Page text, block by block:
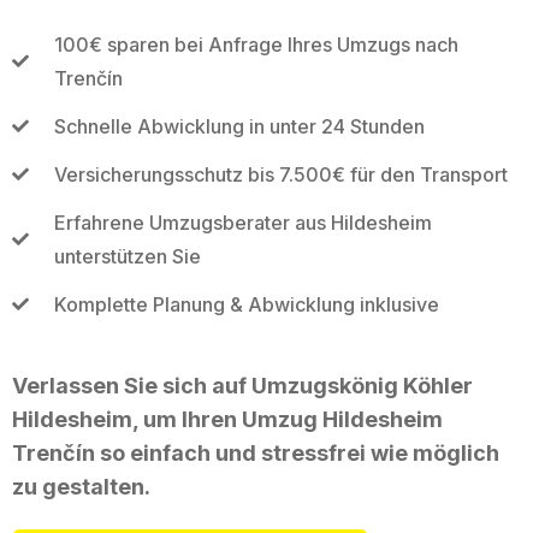
100€ sparen bei Anfrage Ihres Umzugs nach
Trenčín
Schnelle Abwicklung in unter 24 Stunden
Versicherungsschutz bis 7.500€ für den Transport
Erfahrene Umzugsberater aus Hildesheim
unterstützen Sie
Komplette Planung & Abwicklung inklusive
Verlassen Sie sich auf Umzugskönig Köhler
Hildesheim, um Ihren Umzug Hildesheim
Trenčín so einfach und stressfrei wie möglich
zu gestalten.